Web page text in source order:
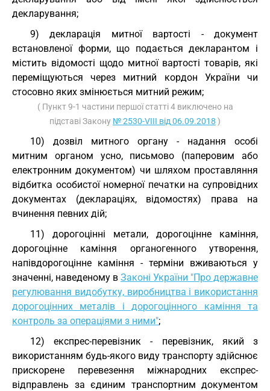
декларування;
9) декларація митної вартості - документ
встановленої форми, що подається декларантом і
містить відомості щодо митної вартості товарів, які
переміщуються через митний кордон України чи
стосовно яких змінюється митний режим;
( Пункт 9-1 частини першої статті 4 виключено на
підставі Закону № 2530-VIII від 06.09.2018 )
10) дозвіл митного органу - надання особі
митним органом усно, письмово (паперовим або
електронним документом) чи шляхом проставляння
відбитка особистої номерної печатки на супровідних
документах (деклараціях, відомостях) права на
вчинення певних дій;
11) дорогоцінні метали, дорогоцінне каміння,
дорогоцінне каміння органогенного утворення,
напівдорогоцінне каміння - терміни вживаються у
значенні, наведеному в Законі України "Про державне
регулювання видобутку, виробництва і використання
дорогоцінних металів і дорогоцінного каміння та
контроль за операціями з ними";
12) експрес-перевізник - перевізник, який з
використанням будь-якого виду транспорту здійснює
прискорене перевезення міжнародних експрес-
відправлень за єдиним транспортним документом